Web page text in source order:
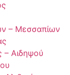
– Μεσσαπίων
– Αιδηψού